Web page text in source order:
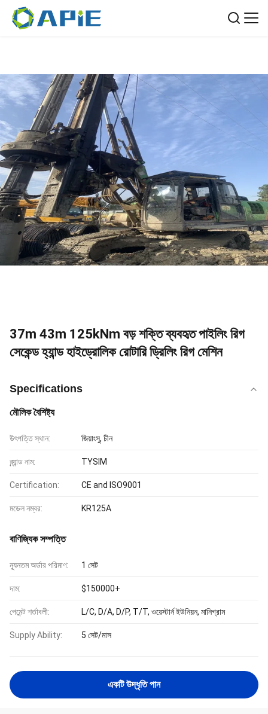
37m 43m 125kNm বড় শক্তি ব্যবহৃত পাইলিং রিগ
সেকেন্ড হ্যান্ড হাইড্রোলিক রোটারি ড্রিলিং রিগ মেশিন
Specifications
মৌলিক বৈশিষ্ট্য
উৎপত্তি স্থান: জিয়াংসু, চীন
ব্র্যান্ড নাম: TYSIM
Certification: CE and ISO9001
মডেল নম্বর: KR125A
বাণিজ্যিক সম্পত্তি
ন্যূনতম অর্ডার পরিমাণ: 1 সেট
দাম: $150000+
পেমেন্ট শর্তাবলী: L/C, D/A, D/P, T/T, ওয়েস্টার্ন ইউনিয়ন, মানিগ্রাম
Supply Ability: 5 সেট/মাস
একটি উদ্ধৃতি পান